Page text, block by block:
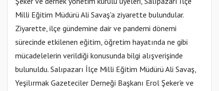
Milli Eğitim Müdürü Ali Savaş'a ziyarette bulundular.
Ziyarette, ilçe gündemine dair ve pandemi dönemi
sürecinde etkilenen eğitim, öğretim hayatında ne gibi
mücadelelerin verildiği konusunda bilgi alışverişinde
bulunuldu. Salıpazarı İlçe Milli Eğitim Müdürü Ali Savaş,
Yeşilırmak Gazeteciler Derneği Başkanı Erol Şeker'e ve